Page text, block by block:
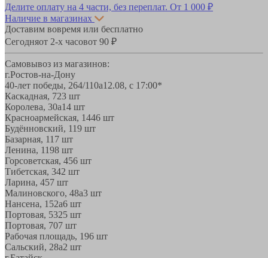
Делите оплату на 4 части, без переплат. От 1 000 ₽
Наличие в магазинах
Доставим вовремя или бесплатно
Сегодняот 2-х часовот 90 ₽
Самовывоз из магазинов:
г.Ростов-на-Дону
40-лет победы, 264/110а12.08, с 17:00*
Каскадная, 723 шт
Королева, 30а14 шт
Красноармейская, 1446 шт
Будённовский, 119 шт
Базарная, 11 7 шт
Ленина, 1198 шт
Горсоветская, 456 шт
Тибетская, 342 шт
Ларина, 457 шт
Малиновского, 48а3 шт
Нансена, 152а6 шт
Портовая, 5325 шт
Портовая, 707 шт
Рабочая площадь, 196 шт
Сальский, 28a2 шт